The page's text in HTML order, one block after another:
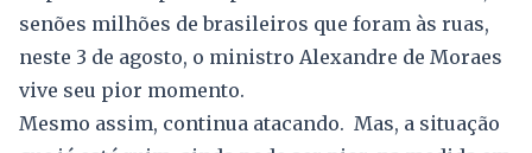
senões milhões de brasileiros que foram às ruas,
neste 3 de agosto, o ministro Alexandre de Moraes
vive seu pior momento.
Mesmo assim, continua atacando. Mas, a situação